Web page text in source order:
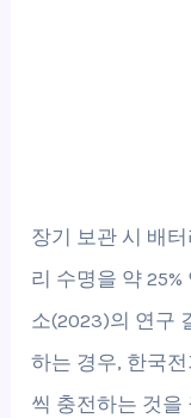
장기 보관 시 배
리 수명을 약
소(2023)의 연구
하는 경우, 한국
씩 충전하는 것을